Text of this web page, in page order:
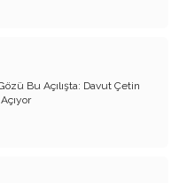
Bu Açılışta: Davut Çetin